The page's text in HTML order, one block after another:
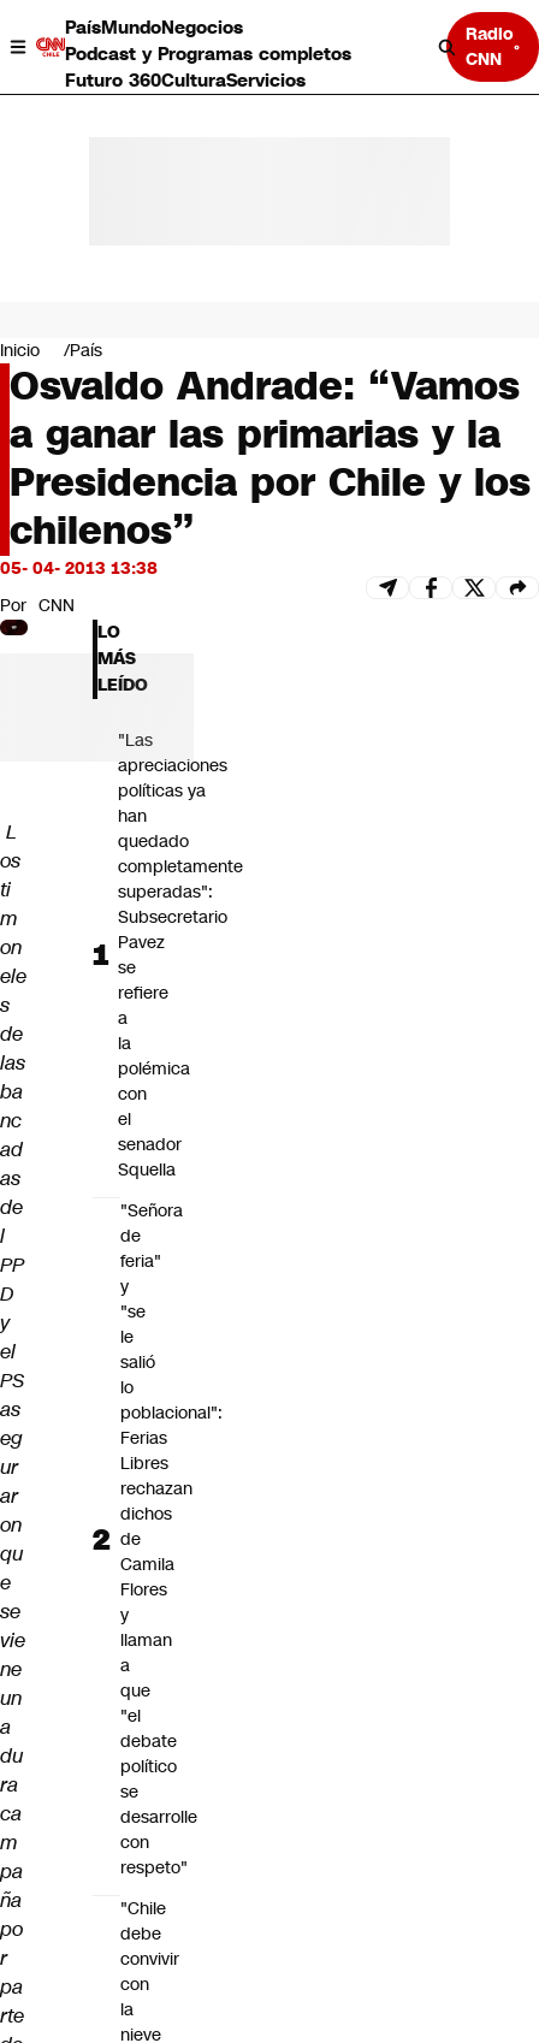
PaísMundoNegocios
Podcast y Programas completos
Futuro 360CulturaServicios
Radio
CNN
Negocios
Deportes
Programas completos
Cultura
Servicios
Bits
CNN tiempo
Futuro 360
Inicio País
Osvaldo Andrade: “Vamos
a ganar las primarias y la
Presidencia por Chile y los
chilenos”
05- 04- 2013 13:38
Por CNN
L
os
ti
m
on
ele
s
de
las
ba
nc
ad
as
de
l
PP
D
y
el
PS
as
eg
ur
ar
on
qu
e
se
vie
ne
un
a
du
ra
ca
m
pa
ña
po
r
pa
rte
LO
MÁS
LEÍDO
"Las
apreciaciones
políticas ya
han
quedado
completamente
superadas":
Subsecretario
Pavez
se
refiere
a
la
polémica
con
el
senador
Squella
"Señora
de
feria"
y
"se
le
salió
lo
poblacional":
Ferias
Libres
rechazan
dichos
de
Camila
Flores
y
llaman
a
que
"el
debate
político
se
desarrolle
con
respeto"
"Chile
debe
convivir
con
la
nieve